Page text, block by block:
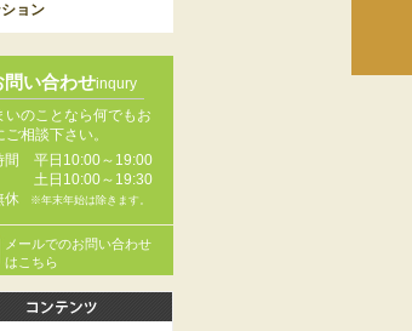
ョン
問い合わせinqury
いのことなら何でもお
ご相談下さい。
間
平日10:00～19:00
土日10:00～19:30
休
※年末年始は除きます。
メールでのお問い合わせ
はこちら